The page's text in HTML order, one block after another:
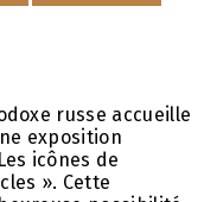
russe accueille
exposition
icônes de
». Cette